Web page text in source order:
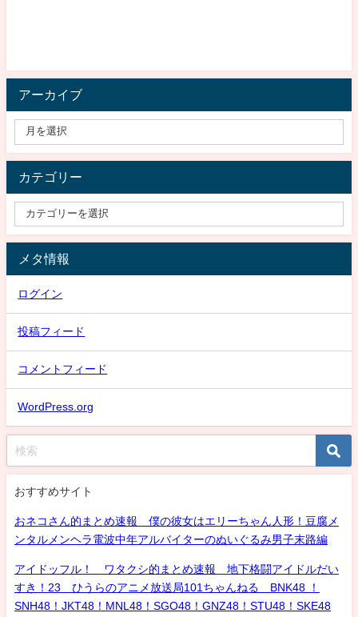
アーカイブ
カテゴリー
メタ情報
ログイン
投稿フィード
コメントフィード
WordPress.org
おすすめサイト
おネコさん的まとめ速報 僕の彼女はエリーちゃん人形！豆腐メ
ンタルメンヘラ電波中年アルバイターのぬいぐるみ男子末路編
アイドッフル！ ワタクシ的まとめ速報 地下格闘アイドルだい
すき！23 ひうらのアニメ放送局101ちゃんねる BNK48 ！
SNH48！JKT48！MNL48！SGO48！GNZ48！STU48！SKE48